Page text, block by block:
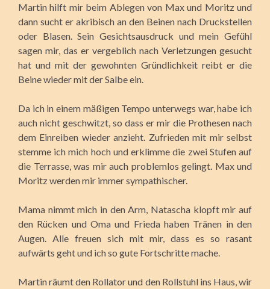
Martin hilft mir beim Ablegen von Max und Moritz und
dann sucht er akribisch an den Beinen nach Druckstellen
oder Blasen. Sein Gesichtsausdruck und mein Gefühl
sagen mir, das er vergeblich nach Verletzungen gesucht
hat und mit der gewohnten Gründlichkeit reibt er die
Beine wieder mit der Salbe ein.
Da ich in einem mäßigen Tempo unterwegs war, habe ich
auch nicht geschwitzt, so dass er mir die Prothesen nach
dem Einreiben wieder anzieht. Zufrieden mit mir selbst
stemme ich mich hoch und erklimme die zwei Stufen auf
die Terrasse, was mir auch problemlos gelingt. Max und
Moritz werden mir immer sympathischer.
Mama nimmt mich in den Arm, Natascha klopft mir auf
den Rücken und Oma und Frieda haben Tränen in den
Augen. Alle freuen sich mit mir, dass es so rasant
aufwärts geht und ich so gute Fortschritte mache.
Martin räumt den Rollator und den Rollstuhl ins Haus, wir